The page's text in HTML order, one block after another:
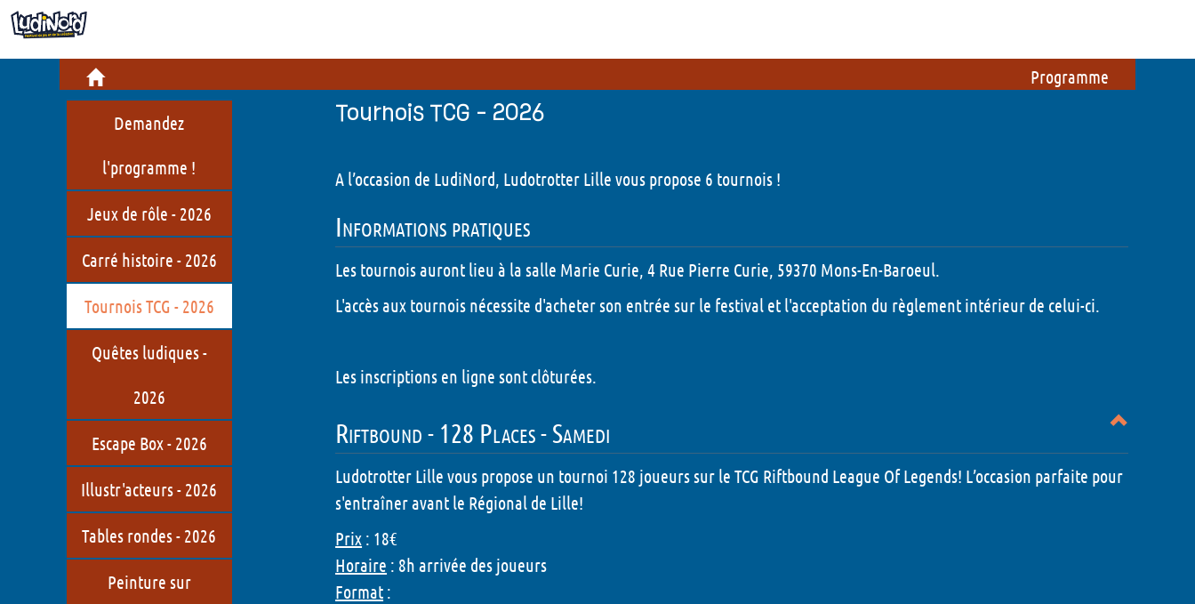
Informations pratiques
Restauration
LudiNord, c'est quoi ?
Qui sommes-nous ?
Jeux de société en Hauts-de-
France
Jeux et Editeurs présents
Historique du Prix LudiNord
Tournois TCG - 2026
Escape Box - 2026
Quêtes ludiques - 2026
Dédicaces - 2026
Etre bénévole pendant le festival
Programme
Demandez
l'programme !
Jeux de rôle - 2026
Carré histoire - 2026
Tournois TCG - 2026
Quêtes ludiques -
2026
Escape Box - 2026
Illustr'acteurs - 2026
Tables rondes - 2026
Peinture sur
Tournois TCG - 2026
A l’occasion de LudiNord, Ludotrotter Lille vous propose 6 tournois !
Informations pratiques
Les tournois auront lieu à la salle Marie Curie, 4 Rue Pierre Curie, 59370 Mons-En-Baroeul.
L'accès aux tournois nécessite d'acheter son entrée sur le festival et l'acceptation du règlement intérieur de celui-ci.
Les inscriptions en ligne sont clôturées.
Riftbound - 128 Places - Samedi
Ludotrotter Lille vous propose un tournoi 128 joueurs sur le TCG Riftbound League Of Legends! L’occasion parfaite pour
s'entraîner avant le Régional de Lille!
Prix : 18€
Horaire : 8h arrivée des joueurs
Format :